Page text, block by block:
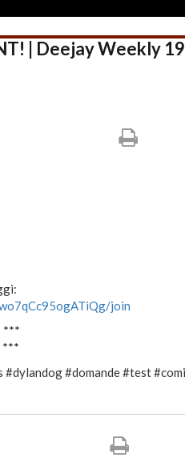
| Deejay Weekly
join
***
***
#domande #test